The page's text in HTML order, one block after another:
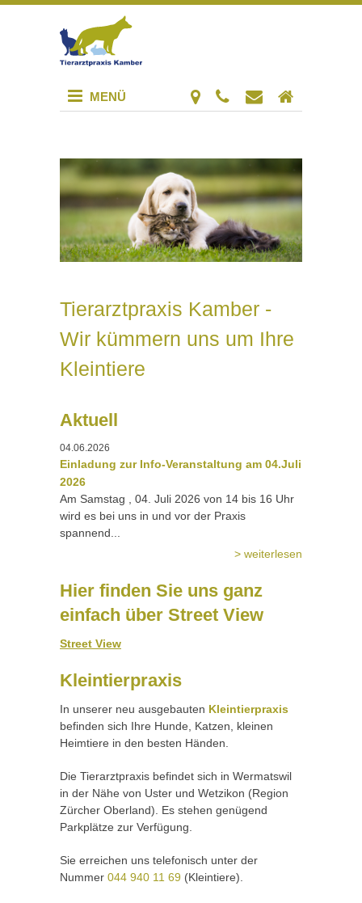
MENÜ
Tierarztpraxis Kamber -
Wir kümmern uns um Ihre
Kleintiere
Aktuell
04.06.2026
Einladung zur Info-Veranstaltung am 04.Juli
2026
Am Samstag , 04. Juli 2026 von 14 bis 16 Uhr
wird es bei uns in und vor der Praxis
spannend...
> weiterlesen
Hier finden Sie uns ganz
einfach über Street View
Street View
Kleintierpraxis
In unserer neu ausgebauten Kleintierpraxis
befinden sich Ihre Hunde, Katzen, kleinen
Heimtiere in den besten Händen.
Die Tierarztpraxis befindet sich in Wermatswil
in der Nähe von Uster und Wetzikon (Region
Zürcher Oberland). Es stehen genügend
Parkplätze zur Verfügung.
Sie erreichen uns telefonisch unter der
Nummer 044 940 11 69 (Kleintiere).